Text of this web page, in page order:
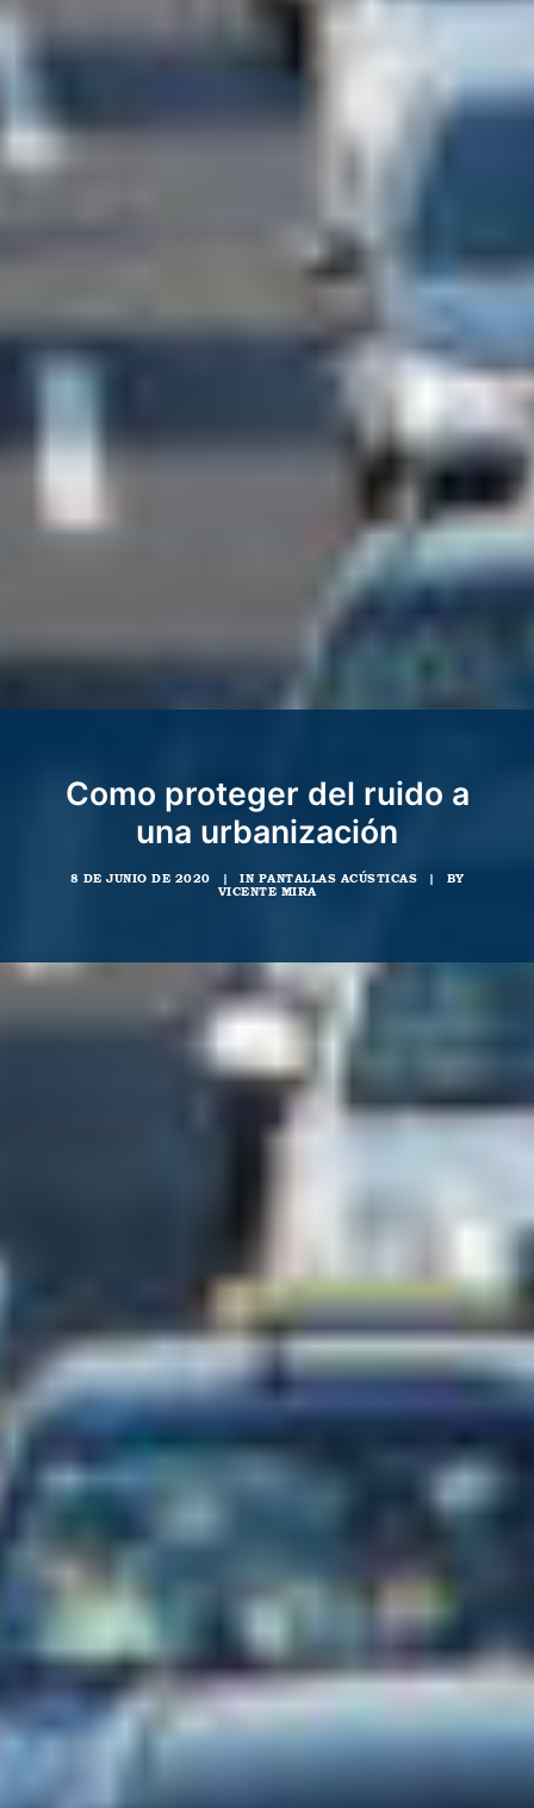
Como proteger del ruido a
una urbanización
8 DE JUNIO DE 2020 | IN PANTALLAS ACÚSTICAS |
BY
VICENTE MIRA